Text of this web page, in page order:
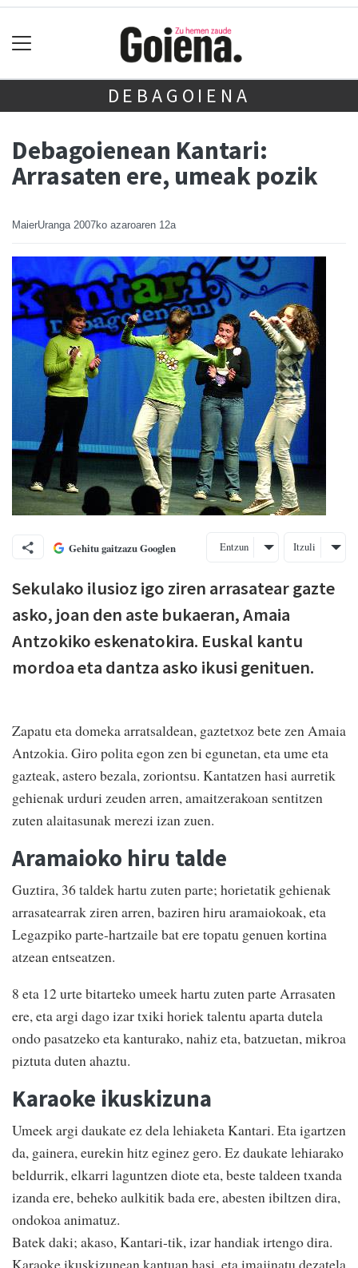
DEBAGOIENA
Debagoienean Kantari:
Arrasaten ere, umeak pozik
MaierUranga 2007ko azaroaren 12a
Gehitu gaitzazu Googlen Entzun Itzuli
Sekulako ilusioz igo ziren arrasatear gazte
asko, joan den aste bukaeran, Amaia
Antzokiko eskenatokira. Euskal kantu
mordoa eta dantza asko ikusi genituen.
Zapatu eta domeka arratsaldean, gaztetxoz bete zen Amaia
Antzokia. Giro polita egon zen bi egunetan, eta ume eta
gazteak, astero bezala, zoriontsu. Kantatzen hasi aurretik
gehienak urduri zeuden arren, amaitzerakoan sentitzen
zuten alaitasunak merezi izan zuen.
Aramaioko hiru talde
Guztira, 36 taldek hartu zuten parte; horietatik gehienak
arrasatearrak ziren arren, baziren hiru aramaiokoak, eta
Legazpiko parte-hartzaile bat ere topatu genuen kortina
atzean entseatzen.
8 eta 12 urte bitarteko umeek hartu zuten parte Arrasaten
ere, eta argi dago izar txiki horiek talentu aparta dutela
ondo pasatzeko eta kanturako, nahiz eta, batzuetan, mikroa
piztuta duten ahaztu.
Karaoke ikuskizuna
Umeek argi daukate ez dela lehiaketa Kantari. Eta igartzen
da, gainera, eurekin hitz eginez gero. Ez daukate lehiarako
beldurrik, elkarri laguntzen diote eta, beste taldeen txanda
izanda ere, beheko aulkitik bada ere, abesten ibiltzen dira,
ondokoa animatuz.
Batek daki; akaso, Kantari-tik, izar handiak irtengo dira.